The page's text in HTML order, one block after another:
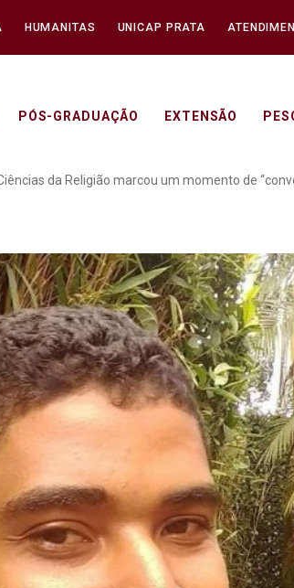
HUMANITAS UNICAP PRATA
PÓS-GRADUAÇÃO EXTENSÃO
as Ciências
da Religião marcou um momento de